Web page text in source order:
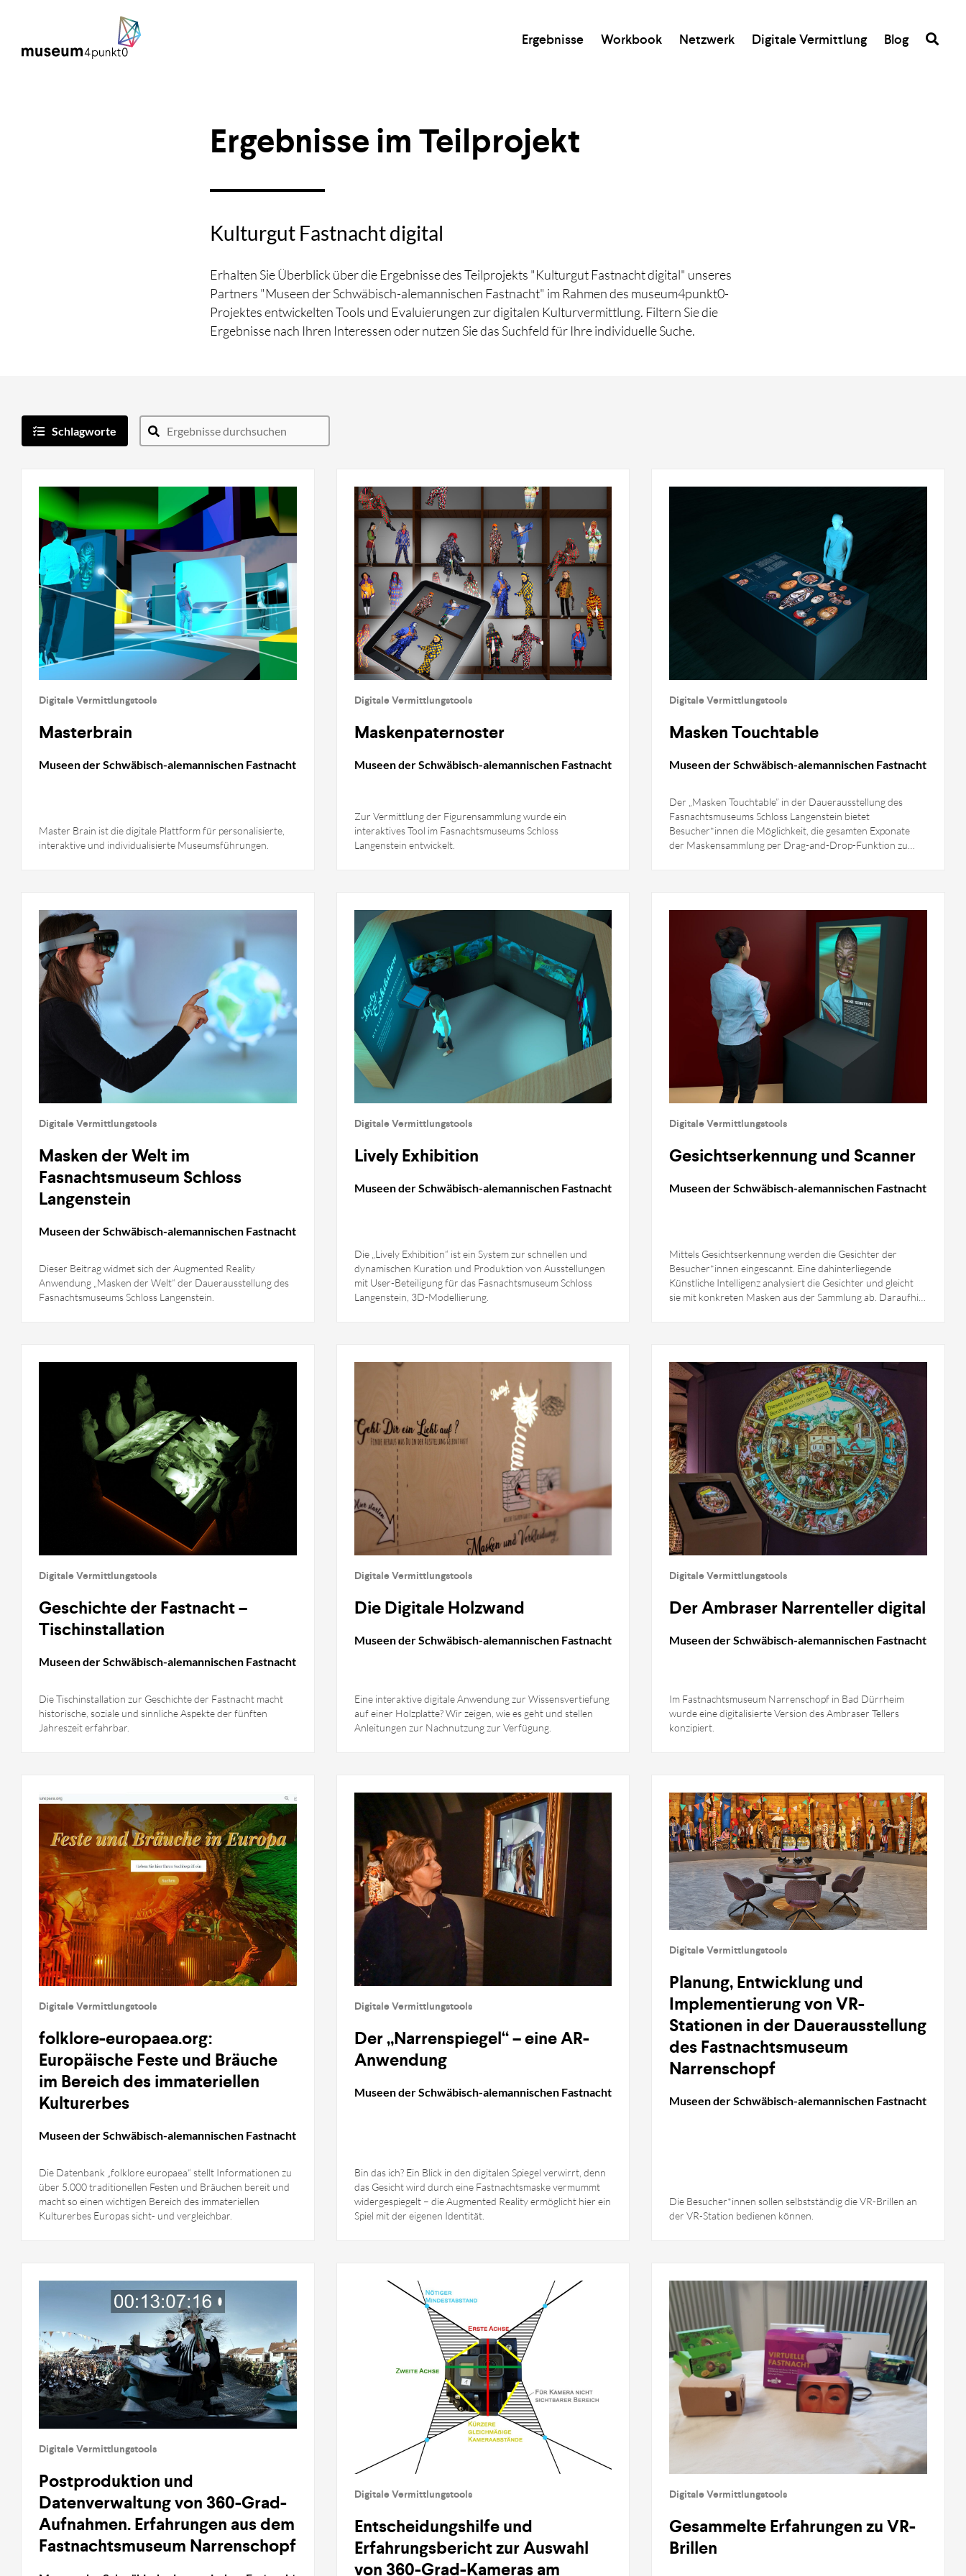
Ergebnisse Workbook Netzwerk Digitale Vermittlung Blog
Ergebnisse im Teilprojekt
Kulturgut Fastnacht digital
Erhalten Sie Überblick über die Ergebnisse des Teilprojekts "Kulturgut Fastnacht digital" unseres
Partners "Museen der Schwäbisch-alemannischen Fastnacht" im Rahmen des museum4punkt0-
Projektes entwickelten Tools und Evaluierungen zur digitalen Kulturvermittlung. Filtern Sie die
Ergebnisse nach Ihren Interessen oder nutzen Sie das Suchfeld für Ihre individuelle Suche.
Schlagworte
Digitale Vermittlungstools
Masterbrain
Museen der Schwäbisch-alemannischen Fastnacht
Master Brain ist die digitale Plattform für personalisierte,
interaktive und individualisierte Museumsführungen.
Digitale Vermittlungstools
Maskenpaternoster
Museen der Schwäbisch-alemannischen Fastnacht
Zur Vermittlung der Figurensammlung wurde ein
interaktives Tool im Fasnachtsmuseums Schloss
Langenstein entwickelt.
Digitale Vermittlungstools
Masken Touchtable
Museen der Schwäbisch-alemannischen Fastnacht
Der „Masken Touchtable” in der Dauerausstellung des
Fasnachtsmuseums Schloss Langenstein bietet
Besucher*innen die Möglichkeit, die gesamten Exponate
der Maskensammlung per Drag-and-Drop-Funktion zu
Digitale Vermittlungstools
Masken der Welt im
Fasnachtsmuseum Schloss
Langenstein
Museen der Schwäbisch-alemannischen Fastnacht
Dieser Beitrag widmet sich der Augmented Reality
Anwendung „Masken der Welt“ der Dauerausstellung des
Fasnachtsmuseums Schloss Langenstein.
Digitale Vermittlungstools
Lively Exhibition
Museen der Schwäbisch-alemannischen Fastnacht
Die „Lively Exhibition“ ist ein System zur schnellen und
dynamischen Kuration und Produktion von Ausstellungen
mit User-Beteiligung für das Fasnachtsmuseum Schloss
Langenstein, 3D-Modellierung.
Digitale Vermittlungstools
Gesichtserkennung und Scanner
Museen der Schwäbisch-alemannischen Fastnacht
Mittels Gesichtserkennung werden die Gesichter der
Besucher*innen eingescannt. Eine dahinterliegende
Künstliche Intelligenz analysiert die Gesichter und gleicht
sie mit konkreten Masken aus der Sammlung ab. Daraufhin
Digitale Vermittlungstools
Geschichte der Fastnacht –
Tischinstallation
Museen der Schwäbisch-alemannischen Fastnacht
Die Tischinstallation zur Geschichte der Fastnacht macht
historische, soziale und sinnliche Aspekte der fünften
Jahreszeit erfahrbar.
Digitale Vermittlungstools
Die Digitale Holzwand
Museen der Schwäbisch-alemannischen Fastnacht
Eine interaktive digitale Anwendung zur Wissensvertiefung
auf einer Holzplatte? Wir zeigen, wie es geht und stellen
Anleitungen zur Nachnutzung zur Verfügung.
Digitale Vermittlungstools
Der Ambraser Narrenteller digital
Museen der Schwäbisch-alemannischen Fastnacht
Im Fastnachtsmuseum Narrenschopf in Bad Dürrheim
wurde eine digitalisierte Version des Ambraser Tellers
konzipiert.
Digitale Vermittlungstools
folklore-europaea.org:
Europäische Feste und Bräuche
im Bereich des immateriellen
Kulturerbes
Museen der Schwäbisch-alemannischen Fastnacht
Die Datenbank „folklore europaea“ stellt Informationen zu
über 5.000 traditionellen Festen und Bräuchen bereit und
macht so einen wichtigen Bereich des immateriellen
Kulturerbes Europas sicht- und vergleichbar.
Digitale Vermittlungstools
Der „Narrenspiegel“ – eine AR-
Anwendung
Museen der Schwäbisch-alemannischen Fastnacht
Bin das ich? Ein Blick in den digitalen Spiegel verwirrt, denn
das Gesicht wird durch eine Fastnachtsmaske vermummt
widergespiegelt – die Augmented Reality ermöglicht hier ein
Spiel mit der eigenen Identität.
Digitale Vermittlungstools
Planung, Entwicklung und
Implementierung von VR-
Stationen in der Dauerausstellung
des Fastnachtsmuseum
Narrenschopf
Museen der Schwäbisch-alemannischen Fastnacht
Die Besucher*innen sollen selbstständig die VR-Brillen an
der VR-Station bedienen können.
Digitale Vermittlungstools
Postproduktion und
Datenverwaltung von 360-Grad-
Aufnahmen. Erfahrungen aus dem
Fastnachtsmuseum Narrenschopf
Digitale Vermittlungstools
Entscheidungshilfe und
Erfahrungsbericht zur Auswahl
von 360-Grad-Kameras am
Digitale Vermittlungstools
Gesammelte Erfahrungen zu VR-
Brillen